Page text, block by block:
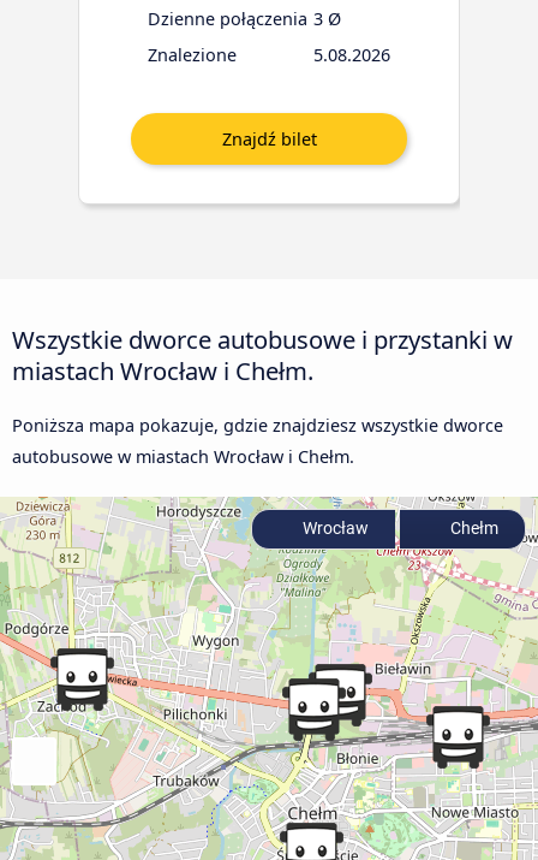
Dzienne połączenia 3 Ø
Znalezione
5.08.2026
Wszystkie dworce autobusowe i przystanki w
miastach Wrocław i Chełm.
Poniższa mapa pokazuje, gdzie znajdziesz wszystkie dworce
autobusowe w miastach Wrocław i Chełm.
Wrocław Chełm